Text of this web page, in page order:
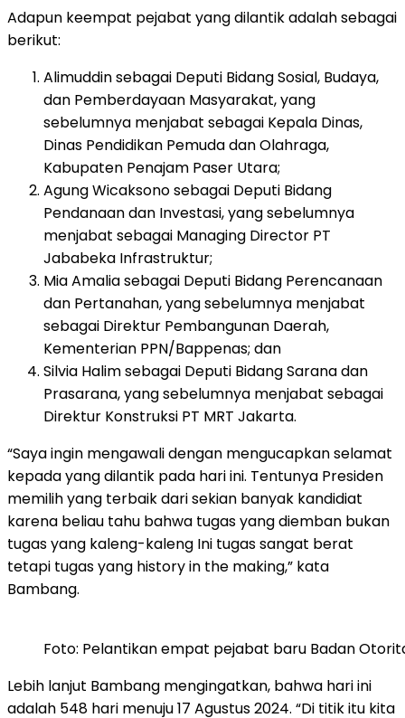
Adapun keempat pejabat yang dilantik adalah sebagai
berikut:
Alimuddin sebagai Deputi Bidang Sosial, Budaya,
dan Pemberdayaan Masyarakat, yang
sebelumnya menjabat sebagai Kepala Dinas,
Dinas Pendidikan Pemuda dan Olahraga,
Kabupaten Penajam Paser Utara;
Agung Wicaksono sebagai Deputi Bidang
Pendanaan dan Investasi, yang sebelumnya
menjabat sebagai Managing Director PT
Jababeka Infrastruktur;
Mia Amalia sebagai Deputi Bidang Perencanaan
dan Pertanahan, yang sebelumnya menjabat
sebagai Direktur Pembangunan Daerah,
Kementerian PPN/Bappenas; dan
Silvia Halim sebagai Deputi Bidang Sarana dan
Prasarana, yang sebelumnya menjabat sebagai
Direktur Konstruksi PT MRT Jakarta.
“Saya ingin mengawali dengan mengucapkan selamat
kepada yang dilantik pada hari ini. Tentunya Presiden
memilih yang terbaik dari sekian banyak kandidiat
karena beliau tahu bahwa tugas yang diemban bukan
tugas yang kaleng-kaleng Ini tugas sangat berat
tetapi tugas yang history in the making,” kata
Bambang.
Foto: Pelantikan empat pejabat baru Badan
Lebih lanjut Bambang mengingatkan, bahwa hari ini
adalah 548 hari menuju 17 Agustus 2024. “Di titik itu kita